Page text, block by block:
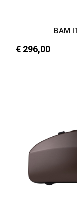
BAM
€ 296,00